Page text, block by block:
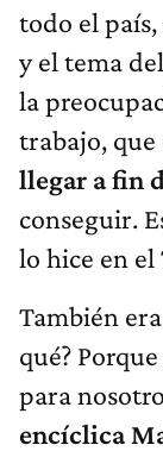
todo el país,
y el tema
la
trabajo, que
llegar a fin
conseguir.
lo hice en el
También
qué?
para
encíclica